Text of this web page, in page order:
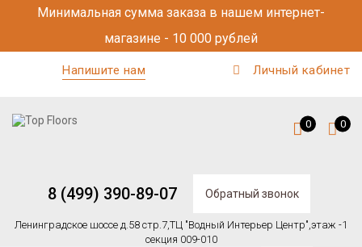
Минимальная сумма заказа в нашем интернет-
магазине - 10 000 рублей
Напишите нам Личный кабинет
8 (499) 390-89-07 Обратный звонок
Ленинградское шоссе д.58 стр.7,ТЦ "Водный Интерьер Центр",этаж -1
секция 009-010
0 0